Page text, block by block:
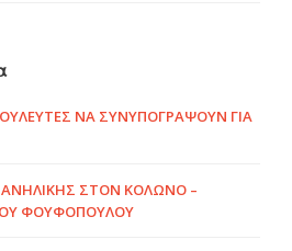
ΝΑ ΣΥΝΥΠΟΓΡΆΨΟΥΝ ΓΙΑ
ΣΤΟΝ ΚΟΛΩΝΌ –
ΦΟΥΦΌΠΟΥΛΟΥ